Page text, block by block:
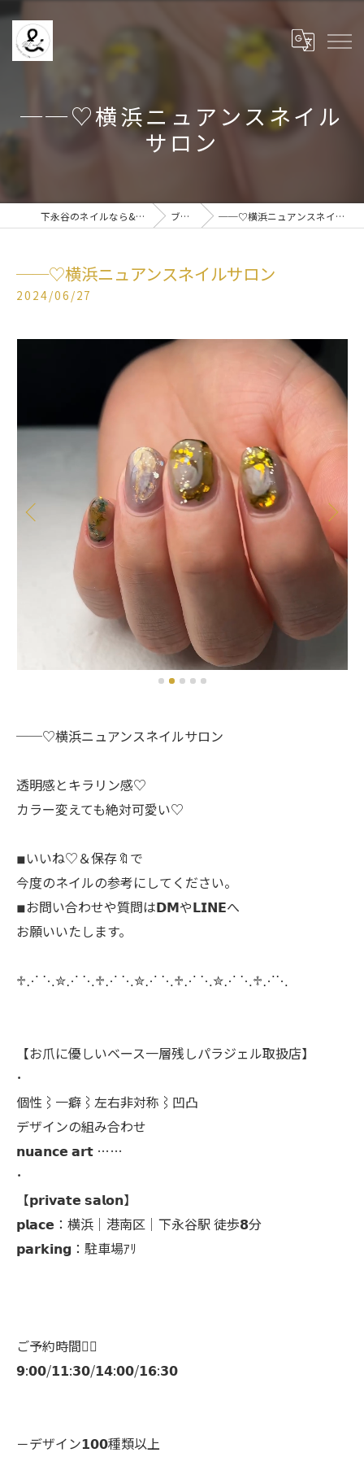
──♡横浜ニュアンスネイル
サロン
下永谷のネイルなら& BE nail ブログ ──♡横浜ニュアンスネイルサロン
──♡横浜ニュアンスネイルサロン
2024/06/27
──♡横浜ニュアンスネイルサロン
透明感とキラリン感♡
カラー変えても絶対可愛い♡
◾︎いいね♡＆保存🔖で
今度のネイルの参考にしてください。
◾︎お問い合わせや質問は𝗗𝗠や𝗟𝗜𝗡𝗘へ
お願いいたします。
♱⋰ ⋱✮⋰ ⋱♱⋰ ⋱✮⋰ ⋱♱⋰ ⋱✮⋰ ⋱♱⋰⋱
【お爪に優しいベース一層残しパラジェル取扱店】
･
個性⌇一癖⌇左右非対称⌇凹凸
デザインの組み合わせ
𝗻𝘂𝗮𝗻𝗰𝗲 𝗮𝗿𝘁 ……
･
【𝗽𝗿𝗶𝘃𝗮𝘁𝗲 𝘀𝗮𝗹𝗼𝗻】
𝗽𝗹𝗮𝗰𝗲：横浜│港南区│下永谷駅 徒歩𝟴分
𝗽𝗮𝗿𝗸𝗶𝗻𝗴：駐車場ｱﾘ
ご予約時間👇🏻
𝟵:𝟬𝟬/𝟭𝟭:𝟯𝟬/𝟭𝟰:𝟬𝟬/𝟭𝟲:𝟯𝟬
－デザイン𝟭𝟬𝟬種類以上